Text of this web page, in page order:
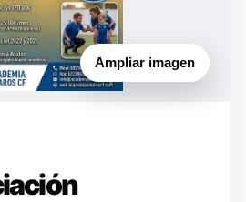
Ampliar imagen